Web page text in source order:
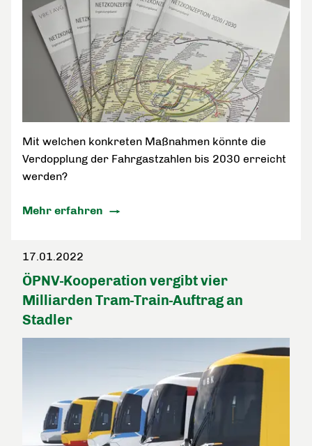
Mit welchen konkreten Maßnahmen könnte die
Verdopplung der Fahrgastzahlen bis 2030 erreicht
werden?
Mehr erfahren
17.01.2022
ÖPNV-Kooperation vergibt vier
Milliarden Tram-Train-Auftrag an
Stadler